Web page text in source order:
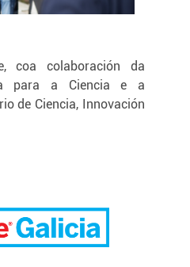
coa colaboración da
para a Ciencia e a
de Ciencia, Innovación